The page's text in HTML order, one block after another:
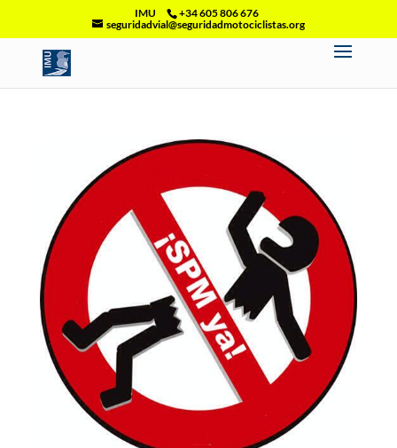
IMU
+34 605 806 676
seguridadvial@seguridadmotociclistas.org